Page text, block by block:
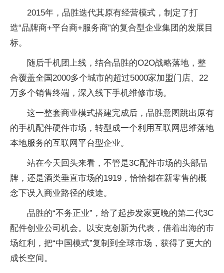
2015年，品胜迭代其原有经营模式，制定了打
造“品牌商+平台商+服务商”的复合型企业集团的发展目
标。
随后千机团上线，结合品胜的O2O战略落地，整
合覆盖全国2000多个城市的超过5000家加盟门店、22
万多个销售终端，深入线下手机维修市场。
这一整套商业模式搭建完成后，品胜意图跳出原有
的手机配件硬件市场，转型成一个利用互联网思维落地
本地服务的互联网平台型企业。
站在今天回头来看，不管是3C配件市场的头部品
牌，还是酒类垂直市场的1919，恰恰都在新零售的概
念下误入商业路径的歧途。
品胜的“不务正业”，给了起步发家更晚的第二代3C
配件创业公司机会。以安克创新为代表，借着出海的市
场红利，把“中国模式”复制到全球市场，获得了更大的
成长空间。